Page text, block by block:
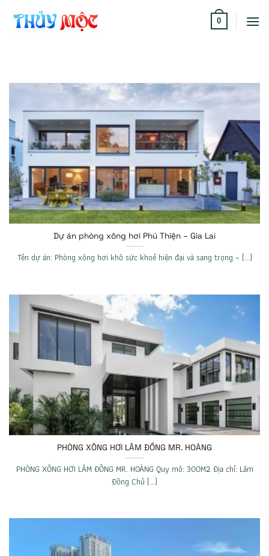
0
Dự án phòng xông hơi Phú Thiện – Gia Lai
Tên dự án: Phòng xông hơi khô sức khoẻ hiện đại và sang trọng – [...]
PHÒNG XÔNG HƠI LÂM ĐỒNG MR. HOÀNG
PHÒNG XÔNG HƠI LÂM ĐỒNG MR. HOÀNG Quy mô: 300M2 Địa chỉ: Lâm
Đồng Chủ [...]